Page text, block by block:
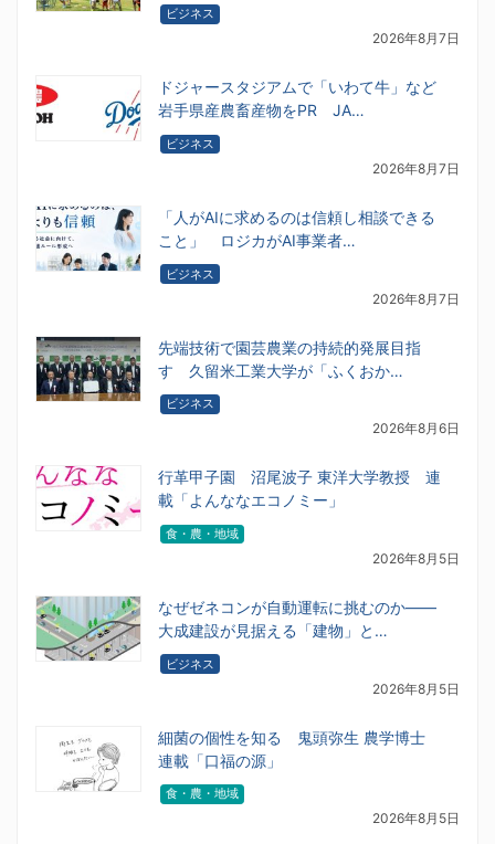
ビジネス
2026年8月7日
ドジャースタジアムで「いわて牛」など
岩手県産農畜産物をPR JA…
ビジネス
2026年8月7日
「人がAIに求めるのは信頼し相談できる
こと」 ロジカがAI事業者…
ビジネス
2026年8月7日
先端技術で園芸農業の持続的発展目指
す 久留米工業大学が「ふくおか…
ビジネス
2026年8月6日
行革甲子園 沼尾波子 東洋大学教授 連
載「よんななエコノミー」
食・農・地域
2026年8月5日
なぜゼネコンが自動運転に挑むのか――
大成建設が見据える「建物」と…
ビジネス
2026年8月5日
細菌の個性を知る 鬼頭弥生 農学博士
連載「口福の源」
食・農・地域
2026年8月5日